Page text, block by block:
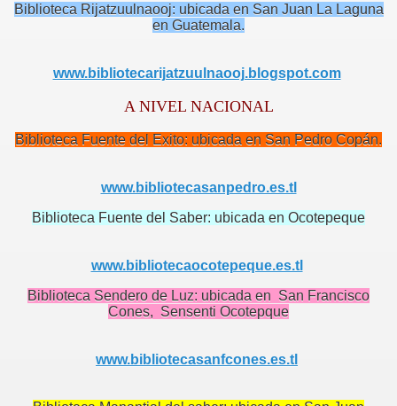
Biblioteca Rijatzuulnaooj: ubicada en San Juan La Laguna
en Guatemala.
www.bibliotecarijatzuulnaooj.blogspot.com
A NIVEL NACIONAL
Biblioteca Fuente del Exito: ubicada en San Pedro Copán.
www.bibliotecasanpedro.es.tl
Biblioteca Fuente del Saber: ubicada en Ocotepeque
www.bibliotecaocotepeque.es.tl
Biblioteca Sendero de Luz: ubicada en San Francisco
Cones, Sensenti Ocotepque
www.bibliotecasanfcones.es.tl